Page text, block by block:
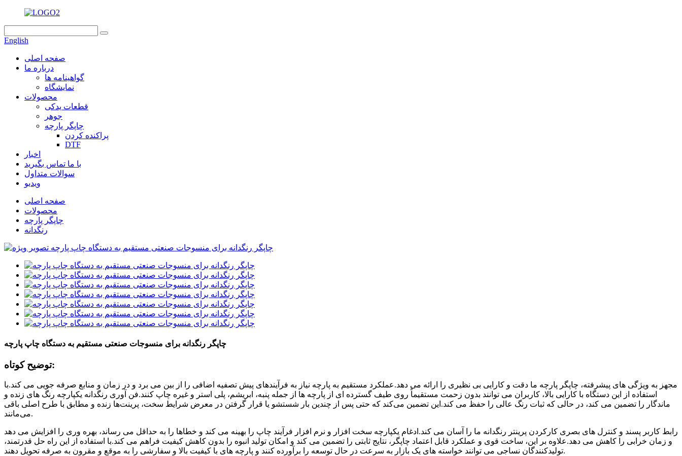
English
صفحه اصلی
درباره ما
گواهینامه ها
نمایشگاه
محصولات
قطعات یدکی
جوهر
چاپگر پارچه
پراکنده کردن
DTF
اخبار
با ما تماس بگیرید
سوالات متداول
ویدیو
صفحه اصلی
محصولات
چاپگر پارچه
رنگدانه
چاپگر رنگدانه برای منسوجات صنعتی مستقیم به دستگاه چاپ پارچه
توضیح کوتاه:
مجهز به ویژگی های پیشرفته، چاپگر پارچه ما دقت و کارایی بی نظیری را ارائه می دهد.عملکرد مستقیم به پارچه نیاز به فرآیندهای پیش تصفیه اضافی را از بین می برد و در زمان و منابع صرفه جویی می کند.با
استفاده از این دستگاه با کارایی بالا، کاربران می توانند بدون زحمت مستقیماً روی طیف گسترده ای از پارچه ها از جمله پنبه، ابریشم، پلی استر و غیره چاپ کنند.فن آوری رنگدانه یکپارچه رنگ های زنده و
ماندگار را تضمین می کند، در حالی که ثبات رنگ عالی را حفظ می کند.این تضمین می‌کند که حتی پس از چندین بار شستشو یا قرار گرفتن در معرض شرایط سخت، پرینت‌ها زنده و مطابق با طرح اصلی باقی
می‌مانند.
رابط کاربر پسند و کنترل های بصری کارکردن پرینتر رنگدانه ما را آسان می کند.ادغام یکپارچه سخت افزار و نرم افزار فرآیند چاپ را بهینه می کند و خطاها را به حداقل می رساند، بهره وری را افزایش می دهد
و زمان خرابی را کاهش می دهد.علاوه بر این، ساخت قوی و عملکرد قابل اعتماد چاپگر، نتایج ثابتی را تضمین می کند و امکان تولید انبوه را بدون کاهش کیفیت فراهم می کند.با استفاده از این راه حل قدرتمند،
تولیدکنندگان نساجی می توانند خواسته های یک بازار به سرعت در حال توسعه را برآورده کنند و پارچه های با کیفیت بالا و سفارشی را به موقع و مقرون به صرفه تحویل دهند.